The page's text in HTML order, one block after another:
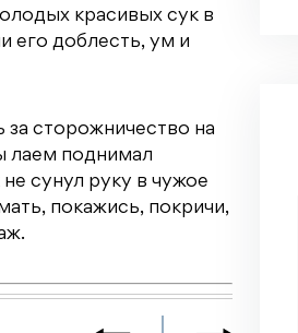
красивых сук в
его доблесть, ум и
сторожничество на
лаем поднимал
сунул руку в чужое
покажись, покричи,